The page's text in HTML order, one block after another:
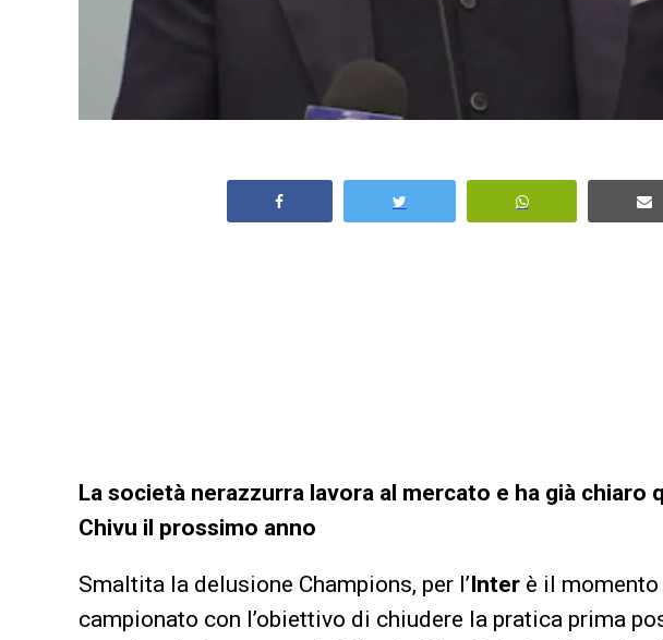
La società nerazzurra lavora al mercato e ha già chiaro
Chivu il prossimo anno
Smaltita la delusione Champions, per l’Inter è il
campionato con l’obiettivo di chiudere la pratica prima